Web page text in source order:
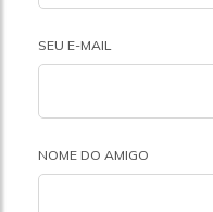
SEU E-MAIL
NOME DO AMIGO